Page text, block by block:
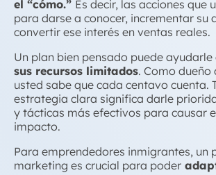
el “cómo.” Es decir, las acciones que
para darse a conocer, incrementar su
convertir ese interés en ventas reales.
Un plan bien pensado puede ayudarle
sus recursos limitados. Como dueño
usted sabe que cada centavo cuenta.
estrategia clara significa darle
y tácticas más efectivos para causar
impacto.
Para emprendedores inmigrantes, un
marketing es crucial para poder